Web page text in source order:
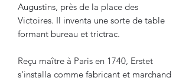
Augustins, près de la place des
Victoires. Il inventa une sorte de table
formant bureau et trictrac.
Reçu maître à Paris en 1740, Erstet
s'installa comme fabricant et marchand